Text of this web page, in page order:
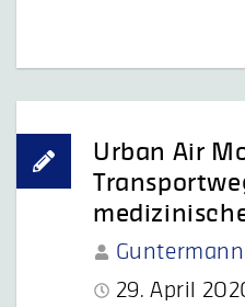
Urban Air
29. April